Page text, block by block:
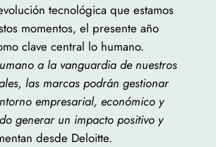
tecnológica que estamos
momentos, el presente año
clave central lo humano.
a la vanguardia de nuestros
las marcas podrán gestionar
empresarial, económico y
generar un impacto positivo y
desde Deloitte.